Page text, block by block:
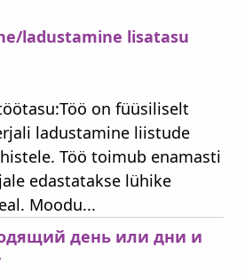
ladustamine lisatasu
on füüsiliselt
ladustamine liistude
Töö toimub enamasti
edastatakse lühike
Moodu...
день или дни и